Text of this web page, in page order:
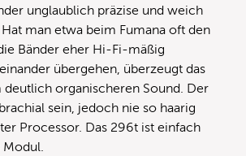
unglaublich präzise und weich
man etwa beim Fumana oft den
Bänder eher Hi-Fi-mäßig
übergehen, überzeugt das
organischeren Sound. Der
sein, jedoch nie so haarig
Processor. Das 296t ist einfach
Modul.